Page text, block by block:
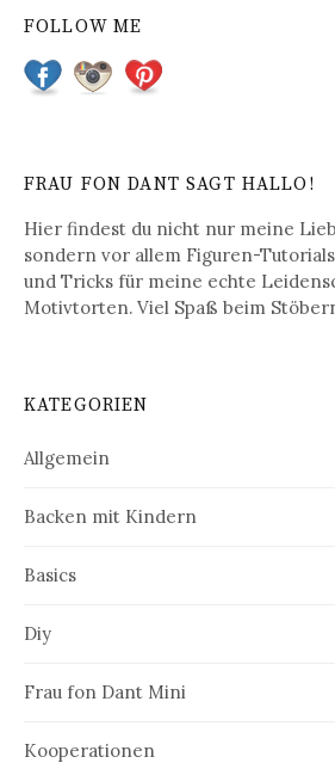
FOLLOW ME
FRAU FON DANT SAGT HALLO!
Hier findest du nicht nur meine
sondern vor allem Figuren-
und Tricks für meine echte
Motivtorten. Viel Spaß beim
KATEGORIEN
Allgemein
Backen mit Kindern
Basics
Diy
Frau fon Dant Mini
Kooperationen